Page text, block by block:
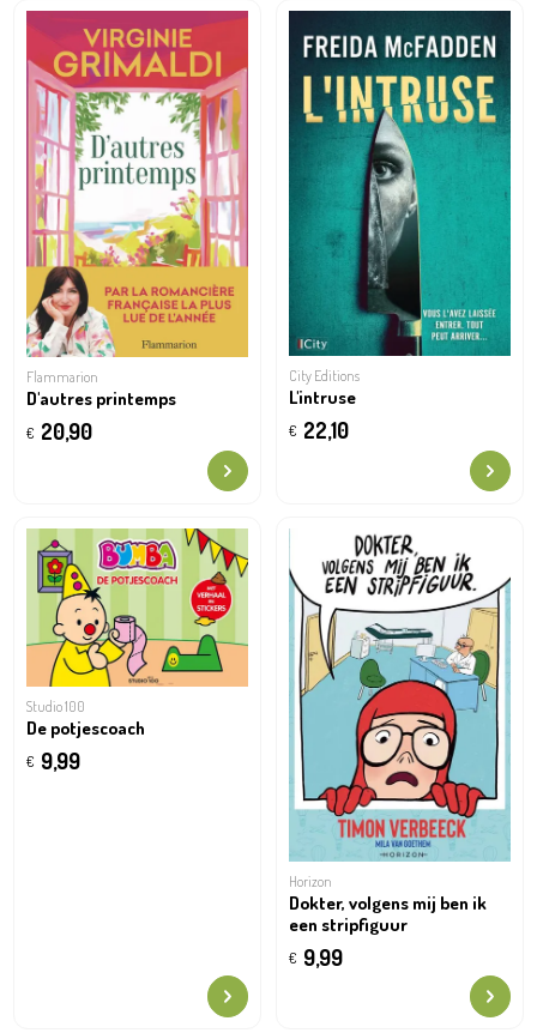
Flammarion
D'autres printemps
€ 20,90
City Editions
L'intruse
€ 22,10
Studio 100
De potjescoach
€ 9,99
Horizon
Dokter, volgens mij ben ik
een stripfiguur
€ 9,99